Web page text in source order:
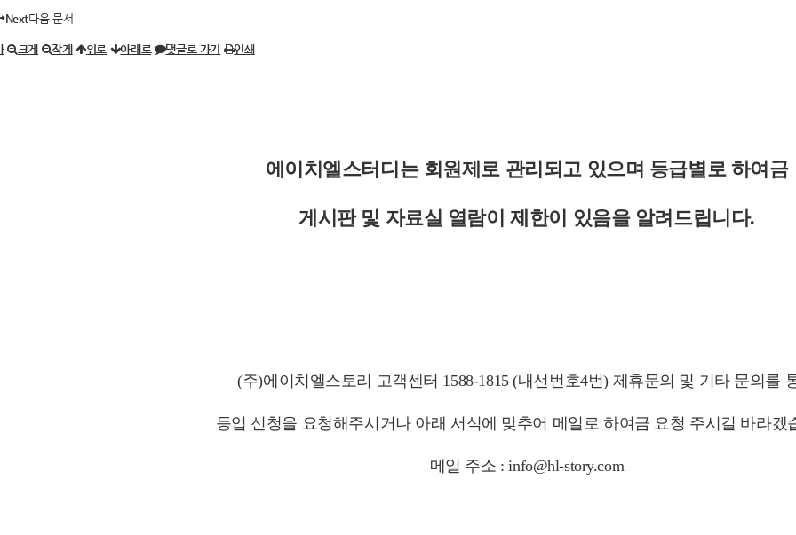
Next다음 문서
크게 작게 위로 아래로 댓글로 가기 인쇄
에이치엘스터디는 회원제로 관리되고 있으며 등급별로 하여금
게시판 및 자료실 열람이 제한이 있음을 알려드립니다.
(주)에이치엘스토리 고객센터 1588-1815 (내선번호4번) 제휴문의 및 기타 문의를
등업 신청을 요청해주시거나 아래 서식에 맞추어 메일로 하여금 요청 주시길 바라겠
메일 주소 :info@hl-story.com